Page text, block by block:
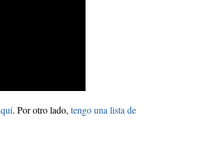
. Por otro lado, tengo una lista de